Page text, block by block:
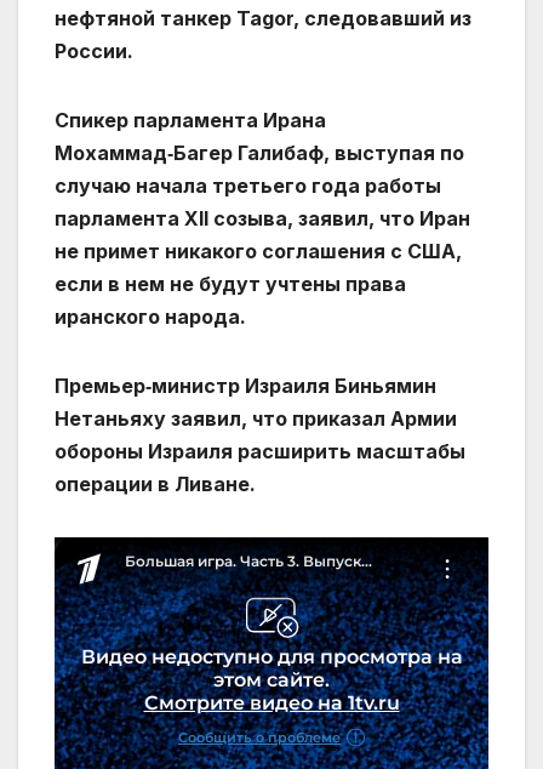
нефтяной танкер Tagor, следовавший из
России.
Спикер парламента Ирана
Мохаммад‑Багер Галибаф, выступая по
случаю начала третьего года работы
парламента XII созыва, заявил, что Иран
не примет никакого соглашения с США,
если в нем не будут учтены права
иранского народа.
Премьер‑министр Израиля Биньямин
Нетаньяху заявил, что приказал Армии
обороны Израиля расширить масштабы
операции в Ливане.